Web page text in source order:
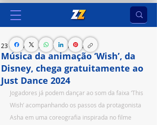
Música da animação ‘Wish’, da
Disney, chega gratuitamente ao
Just Dance 2024
23 de nov. de 2023 2 min de leitura
Jogadores já podem dançar ao som da faixa ‘This
Wish’ acompanhando os passos da protagonista
Asha em uma coreografia inspirada no filme